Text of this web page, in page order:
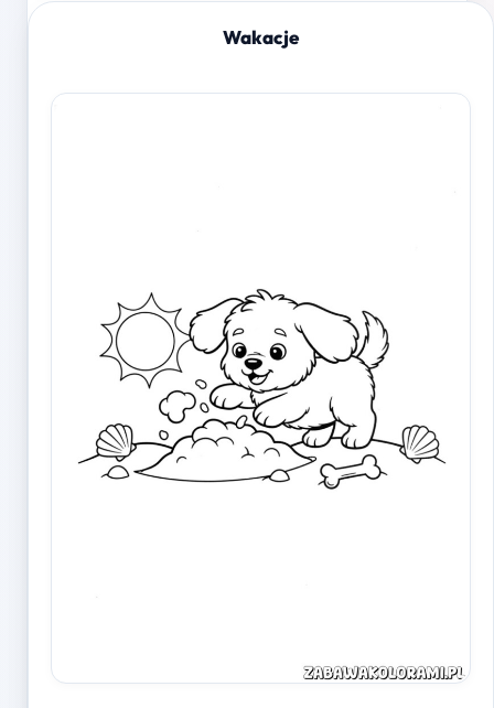
Wakacje